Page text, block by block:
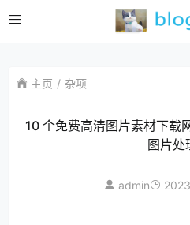
主页 杂项
10 个免费高清图片素材下载
图片处
admin